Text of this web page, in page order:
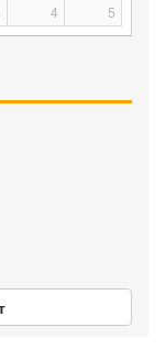
4 5